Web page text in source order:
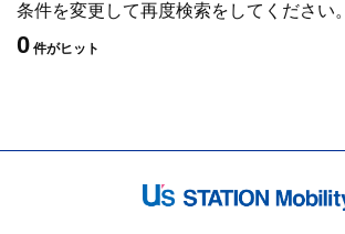
条件を変更して再度検索をしてください。
0 件がヒット